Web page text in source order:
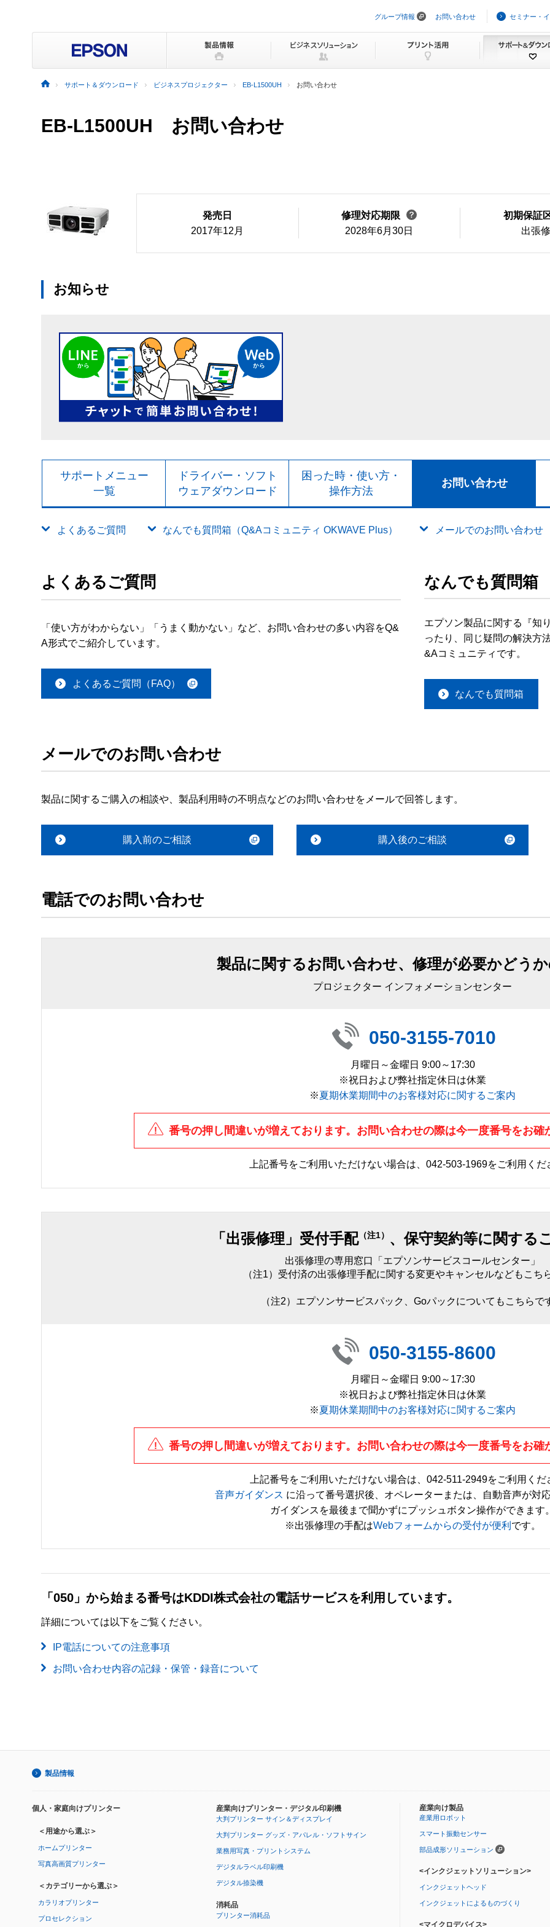
ビ
ョ
グループ情報 お問い合わせ セミナー・
サポート＆ダウンロード ビジネスプロジェクター EB-L1500UH お問い合わせ
EB-L1500UH お問い合わせ
発売日
2017年12月
修理対応期限
2028年6月30日
初期保証
出張
お知らせ
サポートメニュー
一覧
ドライバー・ソフト
ウェアダウンロード
困った時・使い方・
操作方法
お問い合わせ
よくあるご質問 なんでも質問箱（Q&Aコミュニティ OKWAVE Plus） メールでのお問い合わせ
よくあるご質問
「使い方がわからない」「うまく動かない」など、お問い合わせの多い内容をQ&
A形式でご紹介しています。
よくあるご質問（FAQ）
なんでも質問箱
エプソン製品に関する『知
ったり、同じ疑問の解決方
&Aコミュニティです。
なんでも質問箱
メールでのお問い合わせ
製品に関するご購入の相談や、製品利用時の不明点などのお問い合わせをメールで回答します。
購入前のご相談 購入後のご相談
電話でのお問い合わせ
製品に関するお問い合わせ、修理が必要かどう
プロジェクター インフォメーションセンター
050-3155-7010
月曜日～金曜日 9:00～17:30
※祝日および弊社指定休日は休業
※夏期休業期間中のお客様対応に関するご案内
番号の押し間違いが増えております。お問い合わせの際は今一度番号をお確
上記番号をご利用いただけない場合は、 042-503-1969をご利用くだ
「出張修理」受付手配 （注1） 、保守契約等に関する
出張修理の専用窓口「エプソンサービスコールセンター」
（注1）受付済の出張修理手配に関する変更やキャンセルなどもこち
（注2）エプソンサービスパック、Goパックについてもこちらで
050-3155-8600
月曜日～金曜日 9:00～17:30
※祝日および弊社指定休日は休業
※夏期休業期間中のお客様対応に関するご案内
番号の押し間違いが増えております。お問い合わせの際は今一度番号をお確
上記番号をご利用いただけない場合は、 042-511-2949をご利用くだ
音声ガイダンス に沿って番号選択後、オペレーターまたは、自動音声が対
ガイダンスを最後まで聞かずにプッシュボタン操作ができます
※出張修理の手配はWebフォームからの受付が便利 です。
「050」から始まる番号はKDDI株式会社の電話サービスを利用しています。
詳細については以下をご覧ください。
IP電話についての注意事項
お問い合わせ内容の記録・保管・録音について
製品情報
個人・家庭向けプリンター
＜用途から選ぶ＞
ホームプリンター
写真高画質プリンター
＜カテゴリーから選ぶ＞
カラリオプリンター
プロセレクション
産業向けプリンター・デジタル印刷機
大判プリンター サイン＆ディスプレイ
大判プリンター グッズ・アパレル・ソフトサイン
業務用写真・プリントシステム
デジタルラベル印刷機
デジタル捺染機
消耗品
プリンター消耗品
産業向け製品
産業用ロボット
スマート振動センサー
部品成形ソリューション
<インクジェットソリューション>
インクジェットヘッド
インクジェットによるものづくり
<マイクロデバイス>